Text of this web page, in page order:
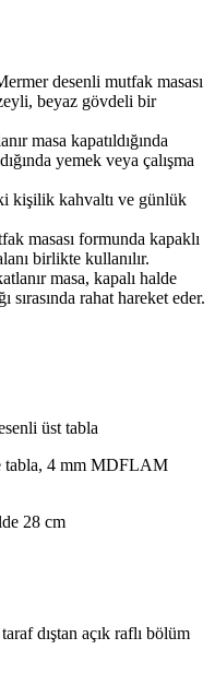
desenli mutfak masası
beyaz gövdeli bir
masa kapatıldığında
yemek veya çalışma
kişilik kahvaltı ve günlük
masası formunda kapaklı
birlikte kullanılır.
masa, kapalı halde
sırasında rahat hareket eder.
üst tabla
4 mm MDFLAM
28 cm
dıştan açık raflı bölüm